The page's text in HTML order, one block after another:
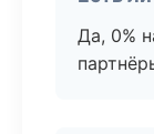
Да, 0%